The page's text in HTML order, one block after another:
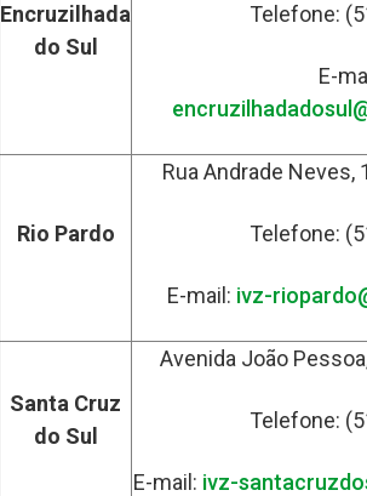
Encruzilhada
do Sul
Telefone:
E-
Rio Pardo
Rua Andrade Neves,
Telefone:
E-mail: ivz-
Santa Cruz
do Sul
Avenida João
Telefone:
E-mail: ivz-